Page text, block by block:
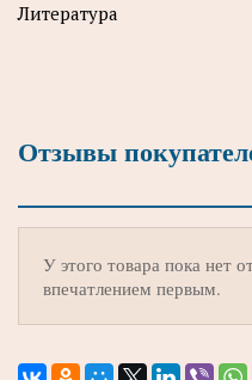
Литература
Отзывы
У этого товара пока нет
впечатлением первым.